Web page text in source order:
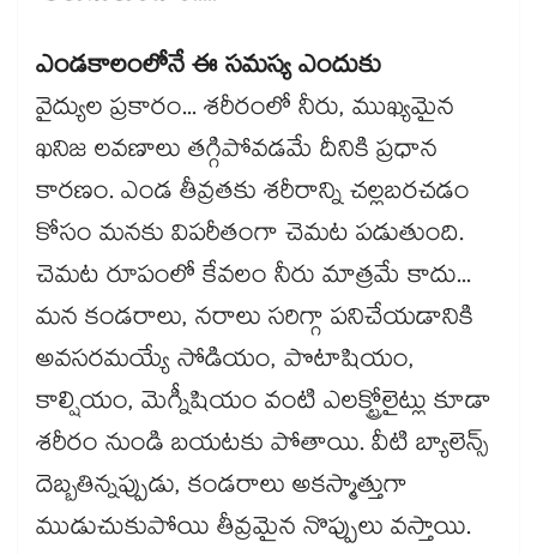
ఎండకాలంలోనే ఈ సమస్య ఎందుకు
వైద్యుల ప్రకారం... శరీరంలో నీరు, ముఖ్యమైన
ఖనిజ లవణాలు తగ్గిపోవడమే దీనికి ప్రధాన
కారణం. ఎండ తీవ్రతకు శరీరాన్ని చల్లబరచడం
కోసం మనకు విపరీతంగా చెమట పడుతుంది.
చెమట రూపంలో కేవలం నీరు మాత్రమే కాదు...
మన కండరాలు, నరాలు సరిగ్గా పనిచేయడానికి
అవసరమయ్యే సోడియం, పొటాషియం,
కాల్షియం, మెగ్నీషియం వంటి ఎలక్ట్రోలైట్లు కూడా
శరీరం నుండి బయటకు పోతాయి. వీటి బ్యాలెన్స్
దెబ్బతిన్నప్పుడు, కండరాలు అకస్మాత్తుగా
ముడుచుకుపోయి తీవ్రమైన నొప్పులు వస్తాయి.